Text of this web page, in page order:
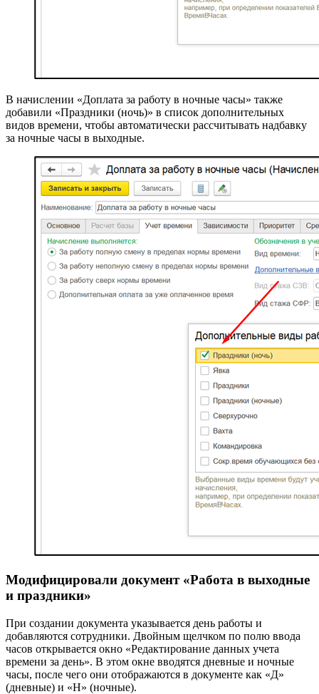
В начислении «Доплата за работу в ночные часы» также
добавили «Праздники (ночь)» в список дополнительных
видов времени, чтобы автоматически рассчитывать надбавку
за ночные часы в выходные.
Модифицировали документ «Работа в выходные
и праздники»
При создании документа указывается день работы и
добавляются сотрудники. Двойным щелчком по полю ввода
часов открывается окно «Редактирование данных учета
времени за день». В этом окне вводятся дневные и ночные
часы, после чего они отображаются в документе как «Д»
(дневные) и «Н» (ночные).